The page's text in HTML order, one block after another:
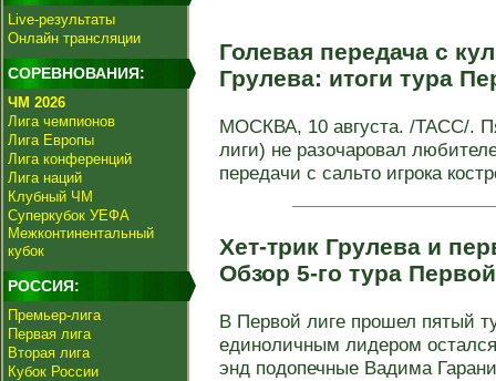
Live-результаты
Онлайн трансляции
СОРЕВНОВАНИЯ:
ЧМ 2026
Лига чемпионов
Лига Европы
Лига конференций
Лига наций
Клубный ЧМ
Суперкубок УЕФА
Межконтинентальный
кубок
РОССИЯ:
Премьер-лига
Первая лига
Вторая лига
Кубок России
Голевая передача с
Грулева: итоги тура
МОСКВА, 10 августа. /ТАСС/.
лиги) не разочаровал
передачи с сальто игрока
Хет-трик Грулева и
Обзор 5-го тура
В Первой лиге прошел пятый
единоличным лидером
энд подопечные Вадима